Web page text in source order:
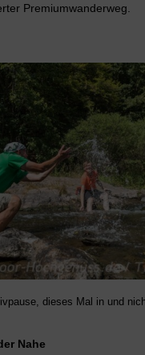
Premiumwanderweg.
dieses Mal in und
Nahe